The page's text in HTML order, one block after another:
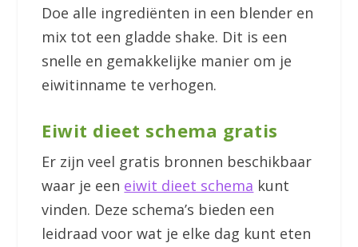
Doe alle ingrediënten in een blender en
mix tot een gladde shake. Dit is een
snelle en gemakkelijke manier om je
eiwitinname te verhogen.
Eiwit dieet schema gratis
Er zijn veel gratis bronnen beschikbaar
waar je een eiwit dieet schema kunt
vinden. Deze schema’s bieden een
leidraad voor wat je elke dag kunt eten